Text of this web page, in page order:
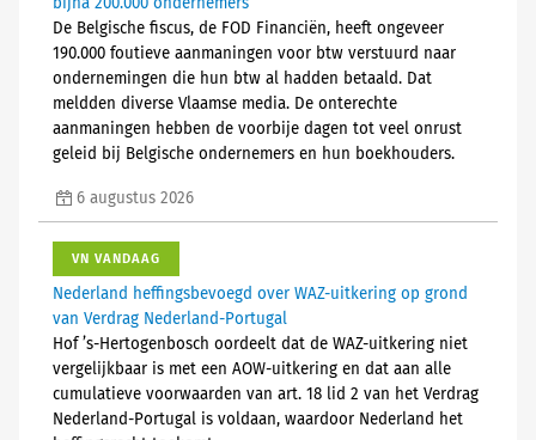
De Belgische fiscus, de FOD Financiën, heeft ongeveer
190.000 foutieve aanmaningen voor btw verstuurd naar
ondernemingen die hun btw al hadden betaald. Dat
meldden diverse Vlaamse media. De onterechte
aanmaningen hebben de voorbije dagen tot veel onrust
geleid bij Belgische ondernemers en hun boekhouders.
6 augustus 2026
VN VANDAAG
Nederland heffingsbevoegd over WAZ-uitkering op grond
van Verdrag Nederland-Portugal
Hof ’s-Hertogenbosch oordeelt dat de WAZ-uitkering niet
vergelijkbaar is met een AOW-uitkering en dat aan alle
cumulatieve voorwaarden van art. 18 lid 2 van het Verdrag
Nederland-Portugal is voldaan, waardoor Nederland het